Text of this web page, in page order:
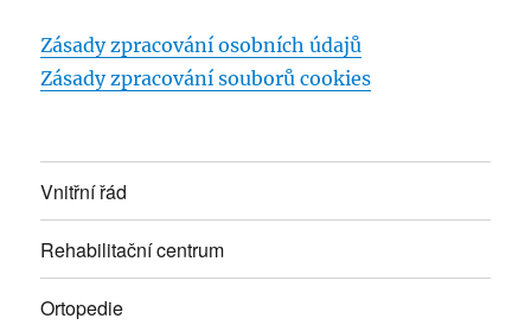
Zásady zpracování osobních údajů
Zásady zpracování souborů cookies
Vnitřní řád
Rehabilitační centrum
Ortopedie